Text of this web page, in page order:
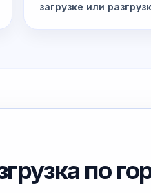
загрузке или
по